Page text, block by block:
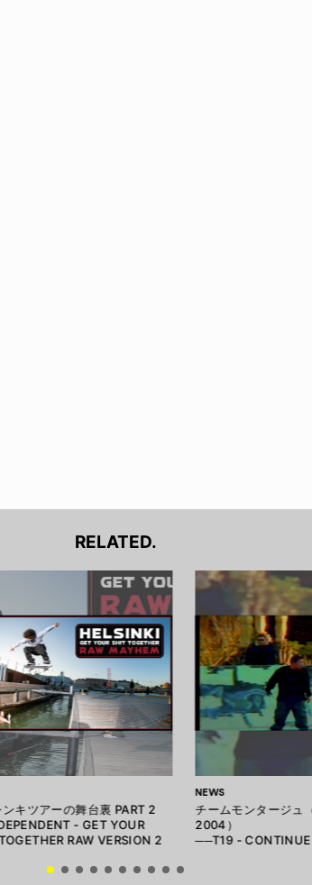
RELATED.
キツアーの舞台裏 PART 2
- GET YOUR
RAW VERSION 2
NEWS
チームモンタージュ
2004）
──T19 - CONTINUE